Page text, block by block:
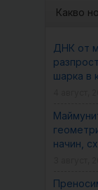
Какво
ДНК от
шарка в
начин,